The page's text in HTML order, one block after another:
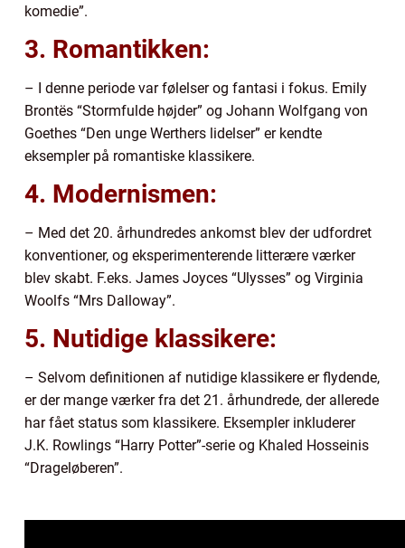
komedie”.
3. Romantikken:
– I denne periode var følelser og fantasi i fokus. Emily
Brontës “Stormfulde højder” og Johann Wolfgang von
Goethes “Den unge Werthers lidelser” er kendte
eksempler på romantiske klassikere.
4. Modernismen:
– Med det 20. århundredes ankomst blev der udfordret
konventioner, og eksperimenterende litterære værker
blev skabt. F.eks. James Joyces “Ulysses” og Virginia
Woolfs “Mrs Dalloway”.
5. Nutidige klassikere:
– Selvom definitionen af nutidige klassikere er flydende,
er der mange værker fra det 21. århundrede, der allerede
har fået status som klassikere. Eksempler inkluderer
J.K. Rowlings “Harry Potter”-serie og Khaled Hosseinis
“Drageløberen”.